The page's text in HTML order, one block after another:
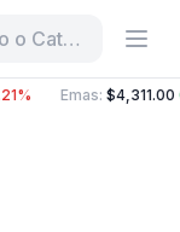
o Categoría
Emas: $4,311.00